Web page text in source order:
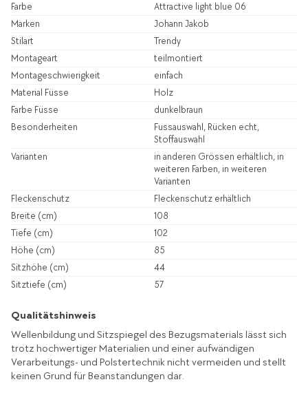
Farbe
Attractive light blue 06
Marken
Johann Jakob
Stilart
Trendy
Montageart
teilmontiert
Montageschwierigkeit
einfach
Material Füsse
Holz
Farbe Füsse
dunkelbraun
Besonderheiten
Fussauswahl, Rücken echt,
Stoffauswahl
Varianten
in anderen Grössen erhältlich, in
weiteren Farben, in weiteren
Varianten
Fleckenschutz
Fleckenschutz erhältlich
Breite (cm)
108
Tiefe (cm)
102
Höhe (cm)
85
Sitzhöhe (cm)
44
Sitztiefe (cm)
57
Qualitätshinweis
Wellenbildung und Sitzspiegel des Bezugsmaterials lässt sich
trotz hochwertiger Materialien und einer aufwändigen
Verarbeitungs- und Polstertechnik nicht vermeiden und stellt
keinen Grund für Beanstandungen dar.